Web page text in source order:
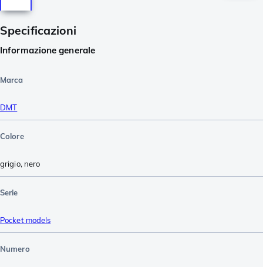
Specificazioni
Informazione generale
Marca
DMT
Colore
grigio, nero
Serie
Pocket models
Numero